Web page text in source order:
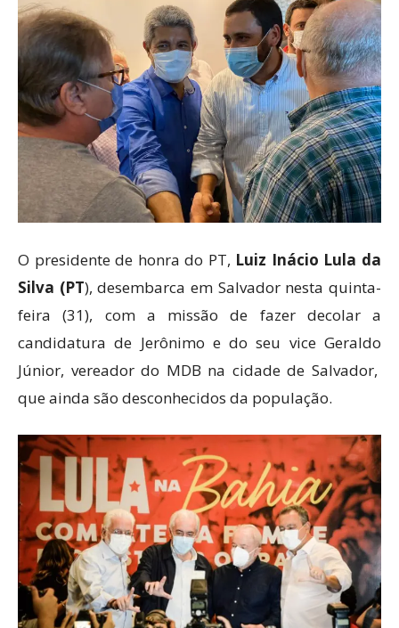
O presidente de honra do PT, Luiz Inácio Lula da
Silva (PT), desembarca em Salvador nesta quinta-
feira (31), com a missão de fazer decolar a
candidatura de Jerônimo e do seu vice Geraldo
Júnior, vereador do MDB na cidade de Salvador,
que ainda são desconhecidos da população.